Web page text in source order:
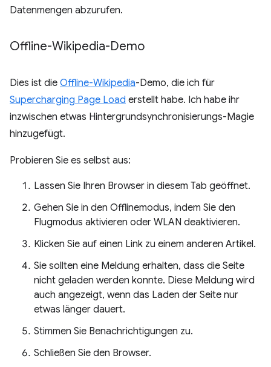
Datenmengen abzurufen.
Offline-Wikipedia-Demo
Dies ist die Offline-Wikipedia-Demo, die ich für
Supercharging Page Load erstellt habe. Ich habe ihr
inzwischen etwas Hintergrundsynchronisierungs-Magie
hinzugefügt.
Probieren Sie es selbst aus:
Lassen Sie Ihren Browser in diesem Tab geöffnet.
Gehen Sie in den Offlinemodus, indem Sie den
Flugmodus aktivieren oder WLAN deaktivieren.
Klicken Sie auf einen Link zu einem anderen Artikel.
Sie sollten eine Meldung erhalten, dass die Seite
nicht geladen werden konnte. Diese Meldung wird
auch angezeigt, wenn das Laden der Seite nur
etwas länger dauert.
Stimmen Sie Benachrichtigungen zu.
Schließen Sie den Browser.